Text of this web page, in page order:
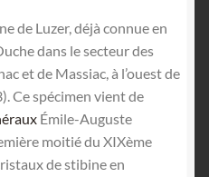
de Luzer, déjà connue en
dans le secteur des
et de Massiac, à l’ouest de
Ce spécimen vient de
Émile-Auguste
moitié du XIXème
de stibine en